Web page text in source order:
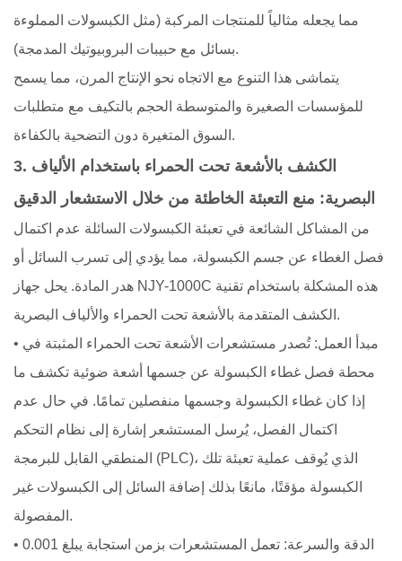
مما يجعله مثالياً للمنتجات المركبة (مثل الكبسولات المملوءة
بسائل مع حبيبات البروبيوتيك المدمجة).
يتماشى هذا التنوع مع الاتجاه نحو الإنتاج المرن، مما يسمح
للمؤسسات الصغيرة والمتوسطة الحجم بالتكيف مع متطلبات
السوق المتغيرة دون التضحية بالكفاءة.
3. الكشف بالأشعة تحت الحمراء باستخدام الألياف
البصرية: منع التعبئة الخاطئة من خلال الاستشعار الدقيق
من المشاكل الشائعة في تعبئة الكبسولات السائلة عدم اكتمال
فصل الغطاء عن جسم الكبسولة، مما يؤدي إلى تسرب السائل أو
هدر المادة. يحل جهاز NJY-1000C هذه المشكلة باستخدام تقنية
الكشف المتقدمة بالأشعة تحت الحمراء والألياف البصرية.
• مبدأ العمل: تُصدر مستشعرات الأشعة تحت الحمراء المثبتة في
محطة فصل غطاء الكبسولة عن جسمها أشعة ضوئية تكشف ما
إذا كان غطاء الكبسولة وجسمها منفصلين تمامًا. في حال عدم
اكتمال الفصل، يُرسل المستشعر إشارة إلى نظام التحكم
المنطقي القابل للبرمجة (PLC)، الذي يُوقف عملية تعبئة تلك
الكبسولة مؤقتًا، مانعًا بذلك إضافة السائل إلى الكبسولات غير
المفصولة.
• الدقة والسرعة: تعمل المستشعرات بزمن استجابة يبلغ 0.001